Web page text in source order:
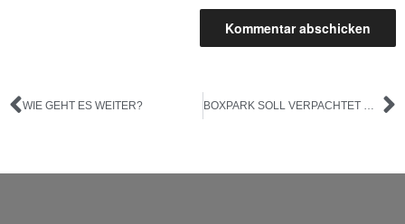
WIE GEHT ES WEITER?